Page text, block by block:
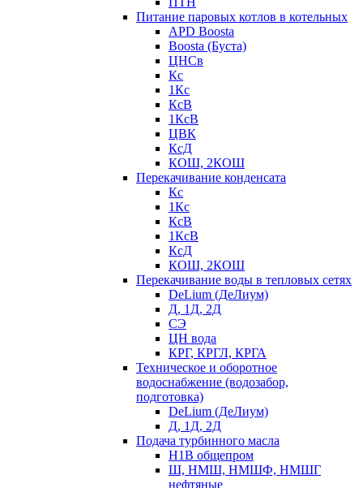
Питание паровых котлов в котельных
APD Boosta
Boosta (Буста)
ЦНСв
Кс
1Кс
КсВ
1КсВ
ЦВК
КсД
КОШ, 2КОШ
Перекачивание конденсата
Кс
1Кс
КсВ
1КсВ
КсД
КОШ, 2КОШ
Перекачивание воды в тепловых сетях
DeLium (ДеЛиум)
Д, 1Д, 2Д
СЭ
ЦН вода
КРГ, КРГЛ, КРГА
Техническое и оборотное
водоснабжение (водозабор,
подготовка)
DeLium (ДеЛиум)
Д, 1Д, 2Д
Подача турбинного масла
Н1В общепром
Ш, НМШ, НМШФ, НМШГ
нефтяные